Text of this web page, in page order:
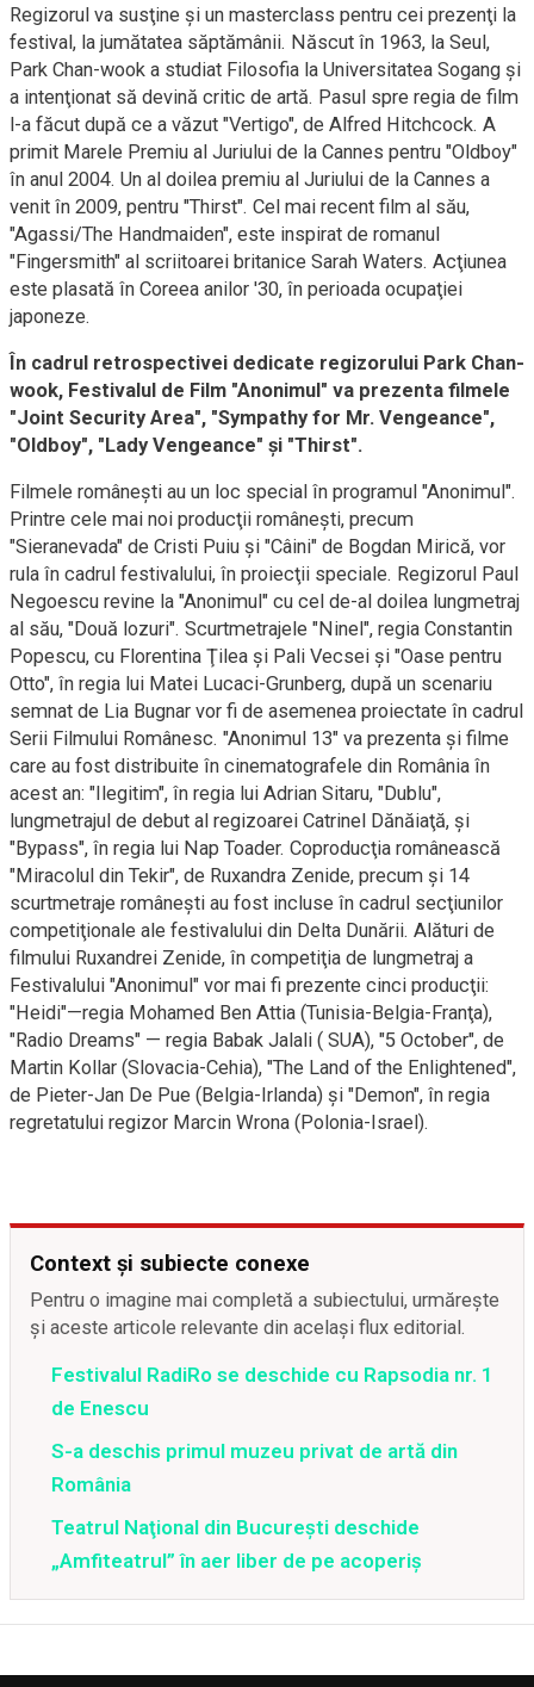
Regizorul va susţine şi un masterclass pentru cei prezenţi la
festival, la jumătatea săptămânii. Născut în 1963, la Seul,
Park Chan-wook a studiat Filosofia la Universitatea Sogang şi
a intenţionat să devină critic de artă. Pasul spre regia de film
l-a făcut după ce a văzut "Vertigo", de Alfred Hitchcock. A
primit Marele Premiu al Juriului de la Cannes pentru "Oldboy"
în anul 2004. Un al doilea premiu al Juriului de la Cannes a
venit în 2009, pentru "Thirst". Cel mai recent film al său,
"Agassi/The Handmaiden", este inspirat de romanul
"Fingersmith" al scriitoarei britanice Sarah Waters. Acţiunea
este plasată în Coreea anilor '30, în perioada ocupaţiei
japoneze.
În cadrul retrospectivei dedicate regizorului Park Chan-
wook, Festivalul de Film "Anonimul" va prezenta filmele
"Joint Security Area", "Sympathy for Mr. Vengeance",
"Oldboy", "Lady Vengeance" şi "Thirst".
Filmele româneşti au un loc special în programul "Anonimul".
Printre cele mai noi producţii româneşti, precum
"Sieranevada" de Cristi Puiu şi "Câini" de Bogdan Mirică, vor
rula în cadrul festivalului, în proiecţii speciale. Regizorul Paul
Negoescu revine la "Anonimul" cu cel de-al doilea lungmetraj
al său, "Două lozuri". Scurtmetrajele "Ninel", regia Constantin
Popescu, cu Florentina Ţilea şi Pali Vecsei şi "Oase pentru
Otto", în regia lui Matei Lucaci-Grunberg, după un scenariu
semnat de Lia Bugnar vor fi de asemenea proiectate în cadrul
Serii Filmului Românesc. "Anonimul 13" va prezenta şi filme
care au fost distribuite în cinematografele din România în
acest an: "Ilegitim", în regia lui Adrian Sitaru, "Dublu",
lungmetrajul de debut al regizoarei Catrinel Dănăiaţă, şi
"Bypass", în regia lui Nap Toader. Coproducţia românească
"Miracolul din Tekir", de Ruxandra Zenide, precum şi 14
scurtmetraje româneşti au fost incluse în cadrul secţiunilor
competiţionale ale festivalului din Delta Dunării. Alături de
filmului Ruxandrei Zenide, în competiţia de lungmetraj a
Festivalului "Anonimul" vor mai fi prezente cinci producţii:
"Heidi"—regia Mohamed Ben Attia (Tunisia-Belgia-Franţa),
"Radio Dreams" — regia Babak Jalali ( SUA), "5 October", de
Martin Kollar (Slovacia-Cehia), "The Land of the Enlightened",
de Pieter-Jan De Pue (Belgia-Irlanda) şi "Demon", în regia
regretatului regizor Marcin Wrona (Polonia-Israel).
Context și subiecte conexe
Pentru o imagine mai completă a subiectului, urmărește
și aceste articole relevante din același flux editorial.
Festivalul RadiRo se deschide cu Rapsodia nr. 1
de Enescu
S-a deschis primul muzeu privat de artă din
România
Teatrul Naţional din Bucureşti deschide
„Amfiteatrul” în aer liber de pe acoperiş